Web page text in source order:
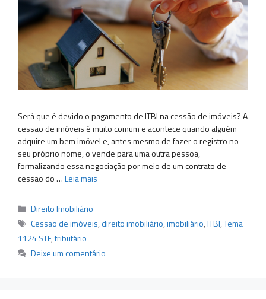
Será que é devido o pagamento de ITBI na cessão de imóveis? A
cessão de imóveis é muito comum e acontece quando alguém
adquire um bem imóvel e, antes mesmo de fazer o registro no
seu próprio nome, o vende para uma outra pessoa,
formalizando essa negociação por meio de um contrato de
cessão do …Leia mais
Categorias
Direito Imobiliário
Tags
Cessão de imóveis,direito imobiliário,imobiliário,ITBI,Tema
1124 STF,tributário
Deixe um comentário